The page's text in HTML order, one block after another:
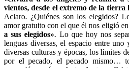
vientos, desde el extremo de la tierra
Aclaro. ¿Quiénes son los elegidos?
amor gratuito con el que él nos eligió
a sus elegidos». Lo que hoy nos
lenguas diversas, el espacio entre
diversas culturas y épocas, los límites
por el pecado, el pecado mismo…